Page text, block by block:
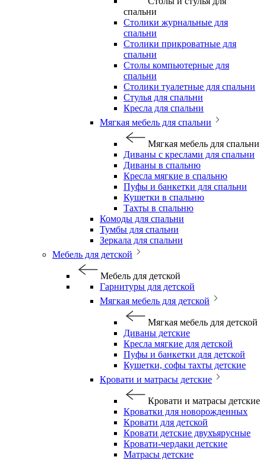
спальни
Столики журнальные для
спальни
Столики прикроватные для
спальни
Столы компьютерные для
спальни
Столики туалетные для спальни
Стулья для спальни
Кресла для спальни
Мягкая мебель для спальни
Мягкая мебель для спальни
Диваны с креслами для спальни
Диваны в спальню
Кресла мягкие в спальню
Пуфы и банкетки для спальни
Кушетки в спальню
Тахты в спальню
Комоды для спальни
Тумбы для спальни
Зеркала для спальни
Мебель для детской
Мебель для детской
Гарнитуры для детской
Мягкая мебель для детской
Мягкая мебель для детской
Диваны детские
Кресла мягкие для детской
Пуфы и банкетки для детской
Кушетки, софы тахты детские
Кровати и матрасы детские
Кровати и матрасы детские
Кроватки для новорожденных
Кровати для детской
Кровати детские двухъярусные
Кровати-чердаки детские
Матрасы детские